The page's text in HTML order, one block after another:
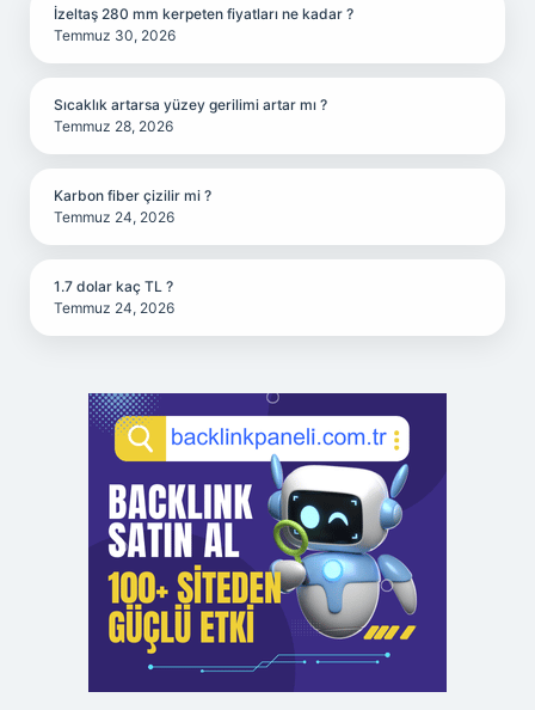
İzeltaş 280 mm kerpeten fiyatları ne kadar ?
Temmuz 30, 2026
Sıcaklık artarsa yüzey gerilimi artar mı ?
Temmuz 28, 2026
Karbon fiber çizilir mi ?
Temmuz 24, 2026
1.7 dolar kaç TL ?
Temmuz 24, 2026